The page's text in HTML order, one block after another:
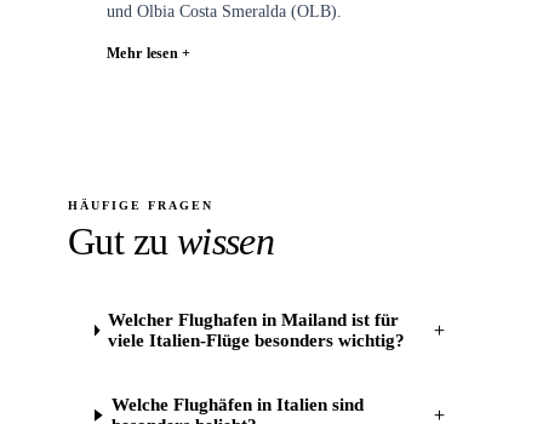
und Olbia Costa Smeralda (OLB).
Mehr lesen +
HÄUFIGE FRAGEN
Gut zu wissen
Welcher Flughafen in Mailand ist für
viele Italien-Flüge besonders wichtig?
＋
Welche Flughäfen in Italien sind
＋